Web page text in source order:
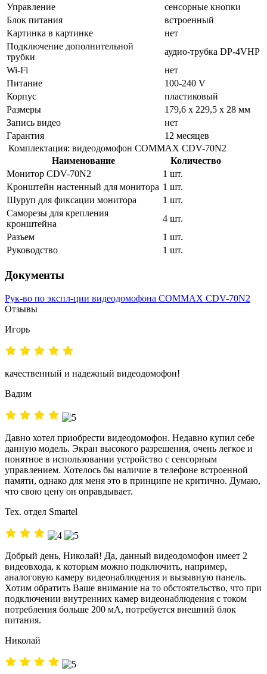
Управление
сенсорные кнопки
Блок питания
встроенный
Картинка в картинке
нет
Подключение дополнительной
трубки
аудио-трубка DP-4VHP
Wi-Fi
нет
Питание
100-240 V
Корпус
пластиковый
Размеры
179,6 x 229,5 x 28 мм
Запись видео
нет
Гарантия
12 месяцев
Комплектация: видеодомофон COMMAX CDV-70N2
Наименование
Количество
Монитор CDV-70N2
1 шт.
Кронштейн настенный для монитора 1 шт.
Шуруп для фиксации монитора
1 шт.
Саморезы для крепления
кронштейна
4 шт.
Разъем
1 шт.
Руководство
1 шт.
Документы
Рук-во по экспл-ции видеодомофона COMMAX CDV-70N2
Отзывы
Игорь
качественный и надежный видеодомофон!
Вадим
Давно хотел приобрести видеодомофон. Недавно купил себе
данную модель. Экран высокого разрешения, очень легкое и
понятное в использовании устройство с сенсорным
управлением. Хотелось бы наличие в телефоне встроенной
памяти, однако для меня это в принципе не критично. Думаю,
что свою цену он оправдывает.
Тех. отдел Smartel
Добрый день, Николай! Да, данный видеодомофон имеет 2
видеовхода, к которым можно подключить, например,
аналоговую камеру видеонаблюдения и вызывную панель.
Хотим обратить Ваше внимание на то обстоятельство, что при
подключении внутренних камер видеонаблюдения с током
потребления больше 200 мА, потребуется внешний блок
питания.
Николай